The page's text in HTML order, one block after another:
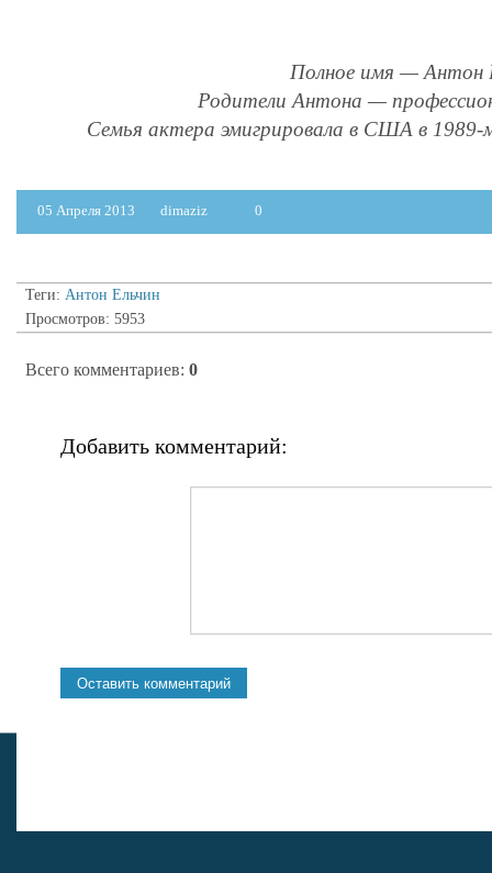
Полное имя — Антон
Родители Антона —
Семья актера эмигрировала в США в 1989-
05 Апреля 2013 dimaziz 0
Теги: Антон Ельчин
Просмотров: 5953
Всего комментариев: 0
Добавить комментарий: